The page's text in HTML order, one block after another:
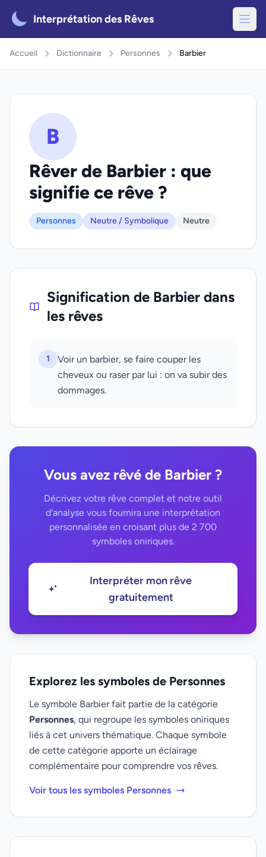
Interprétation des Rêves
Accueil Dictionnaire Personnes Barbier
B
Rêver de Barbier : que
signifie ce rêve ?
Personnes Neutre / Symbolique Neutre
Signification de Barbier dans
les rêves
1
Voir un barbier, se faire couper les
cheveux ou raser par lui : on va subir des
dommages.
Vous avez rêvé de Barbier ?
Décrivez votre rêve complet et notre outil
d'analyse vous fournira une interprétation
personnalisée en croisant plus de 2 700
symboles oniriques.
Interpréter mon rêve
gratuitement
Explorez les symboles de Personnes
Le symbole Barbier fait partie de la catégorie
Personnes, qui regroupe les symboles oniriques
liés à cet univers thématique. Chaque symbole
de cette catégorie apporte un éclairage
complémentaire pour comprendre vos rêves.
Voir tous les symboles Personnes